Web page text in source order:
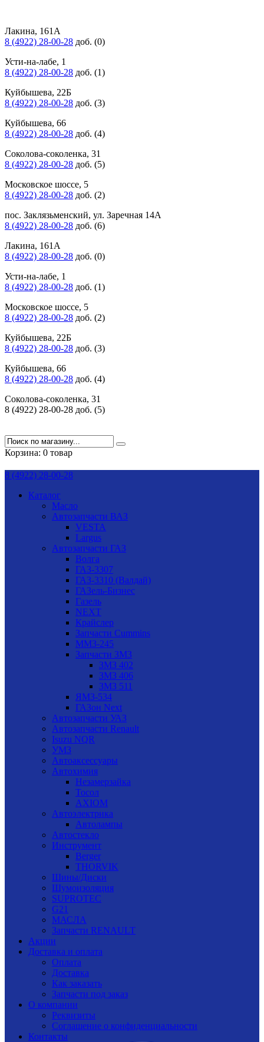
Лакина, 161А
8 (4922) 28-00-28 доб. (0)
Усти-на-лабе, 1
8 (4922) 28-00-28 доб. (1)
Куйбышева, 22Б
8 (4922) 28-00-28 доб. (3)
Куйбышева, 66
8 (4922) 28-00-28 доб. (4)
Соколова-соколенка, 31
8 (4922) 28-00-28 доб. (5)
Московское шоссе, 5
8 (4922) 28-00-28 доб. (2)
пос. Заклязьменский, ул. Заречная 14А
8 (4922) 28-00-28 доб. (6)
Лакина, 161А
8 (4922) 28-00-28 доб. (0)
Усти-на-лабе, 1
8 (4922) 28-00-28 доб. (1)
Московское шоссе, 5
8 (4922) 28-00-28 доб. (2)
Куйбышева, 22Б
8 (4922) 28-00-28 доб. (3)
Куйбышева, 66
8 (4922) 28-00-28 доб. (4)
Соколова-соколенка, 31
8 (4922) 28-00-28 доб. (5)
Корзина: 0 товар
8 (4922) 28-00-28
Каталог
Масло
Автозапчасти ВАЗ
VESTA
Largus
Автозапчасти ГАЗ
Волга
ГАЗ-3307
ГАЗ-3310 (Валдай)
ГАЗель-Бизнес
Газель
NEXT
Крайслер
Запчасти Cummins
ММЗ-245
Запчасти ЗМЗ
ЗМЗ 402
ЗМЗ 406
ЗМЗ 511
ЯМЗ-534
ГАЗон Next
Автозапчасти УАЗ
Автозапчасти Renault
Isuzu NQR
УМЗ
Автоаксессуары
Автохимия
Незамерзайка
Тосол
AXIOM
Автоэлектрика
Автолампы
Автостекло
Инструмент
Berger
THORVIK
Шины/Диски
Шумоизоляция
SUPROTEC
G21
МАСЛА
Запчасти RENAULT
Акции
Доставка и оплата
Оплата
Доставка
Как заказать
Запчасти под заказ
О компании
Реквизиты
Соглашение о конфиденциальности
Контакты